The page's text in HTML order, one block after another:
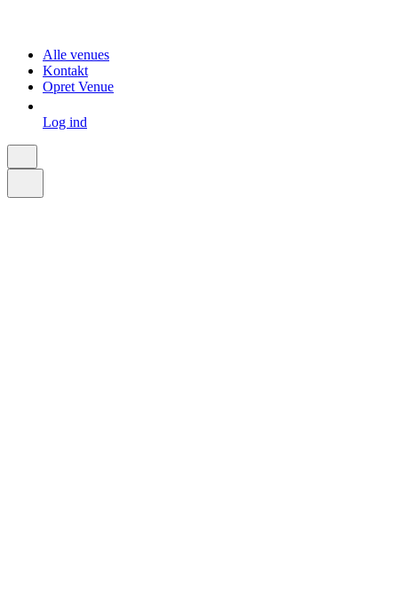
Alle venues
Kontakt
Opret Venue
Log ind